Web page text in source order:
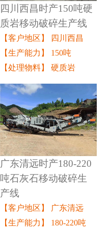
四川西昌时产150吨硬
质岩移动破碎生产线
【客户地区】 四川西昌
【生产能力】 150吨
【处理物料】 硬质岩
广东清远时产180-220
吨石灰石移动破碎生
产线
【客户地区】 广东清远
【生产能力】 180-220吨